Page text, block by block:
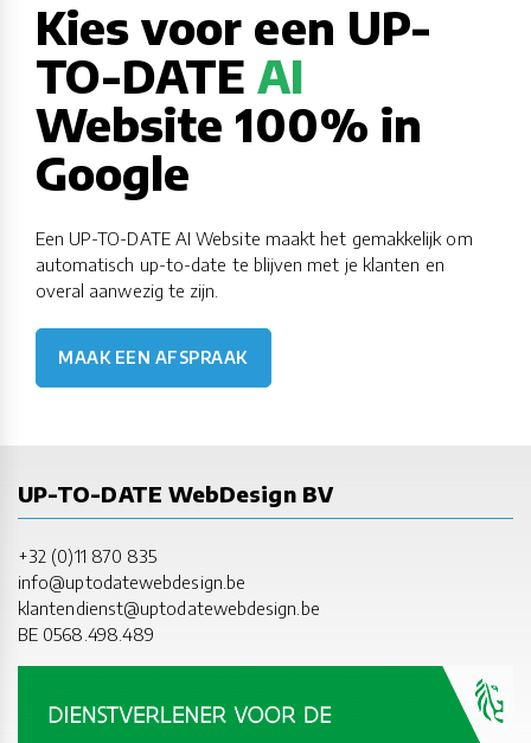
Kies voor een UP-
TO-DATE AI
Website 100% in
Google
Een UP-TO-DATE AI Website maakt het gemakkelijk om
automatisch up-to-date te blijven met je klanten en
overal aanwezig te zijn.
MAAK EEN AFSPRAAK
UP-TO-DATE WebDesign BV
+32 (0)11 870 835
info@uptodatewebdesign.be
klantendienst@uptodatewebdesign.be
BE 0568.498.489